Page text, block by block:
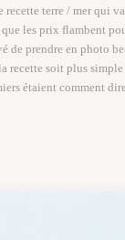
recette terre / mer qui
les prix flambent
de prendre en photo
recette soit plus
étaient comment